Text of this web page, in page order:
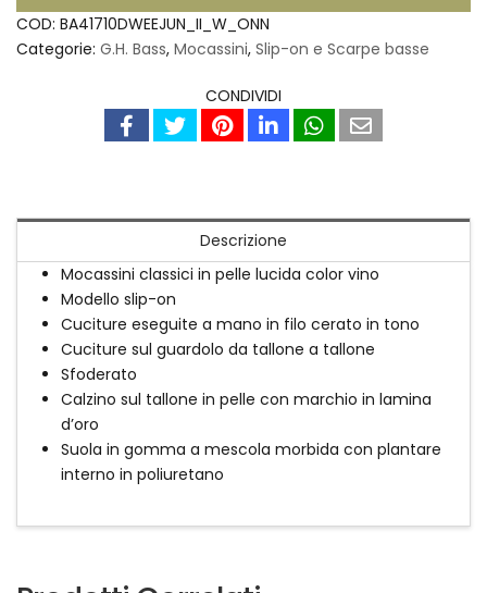
G.H.Bass
quantità
COD: BA41710DWEEJUN_II_W_ONN
Categorie: G.H. Bass, Mocassini, Slip-on e Scarpe basse
CONDIVIDI
Descrizione
Mocassini classici in pelle lucida color vino
Modello slip-on
Cuciture eseguite a mano in filo cerato in tono
Cuciture sul guardolo da tallone a tallone
Sfoderato
Calzino sul tallone in pelle con marchio in lamina
d’oro
Suola in gomma a mescola morbida con plantare
interno in poliuretano